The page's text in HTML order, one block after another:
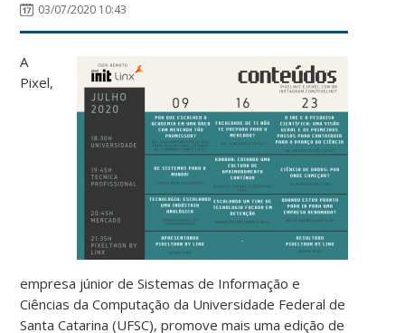
03/07/2020 10:43
A
Pixel,
empresa júnior de Sistemas de Informação e
Ciências da Computação da Universidade Federal de
Santa Catarina (UFSC), promove mais uma edição de